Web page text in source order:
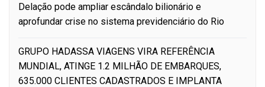
Delação pode ampliar escândalo bilionário e
aprofundar crise no sistema previdenciário do Rio
GRUPO HADASSA VIAGENS VIRA REFERÊNCIA
MUNDIAL, ATINGE 1.2 MILHÃO DE EMBARQUES,
635.000 CLIENTES CADASTRADOS E IMPLANTA